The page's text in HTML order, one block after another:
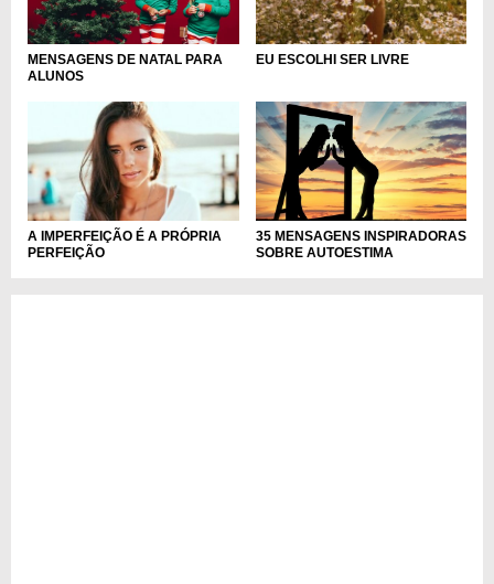
MENSAGENS DE NATAL PARA
ALUNOS
EU ESCOLHI SER LIVRE
A IMPERFEIÇÃO É A PRÓPRIA
PERFEIÇÃO
35 MENSAGENS INSPIRADORAS
SOBRE AUTOESTIMA